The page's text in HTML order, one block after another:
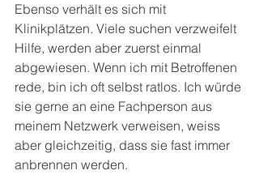
Ebenso verhält es sich mit
Klinikplätzen. Viele suchen verzweifelt
Hilfe, werden aber zuerst einmal
abgewiesen. Wenn ich mit Betroffenen
rede, bin ich oft selbst ratlos. Ich würde
sie gerne an eine Fachperson aus
meinem Netzwerk verweisen, weiss
aber gleichzeitig, dass sie fast immer
anbrennen werden.